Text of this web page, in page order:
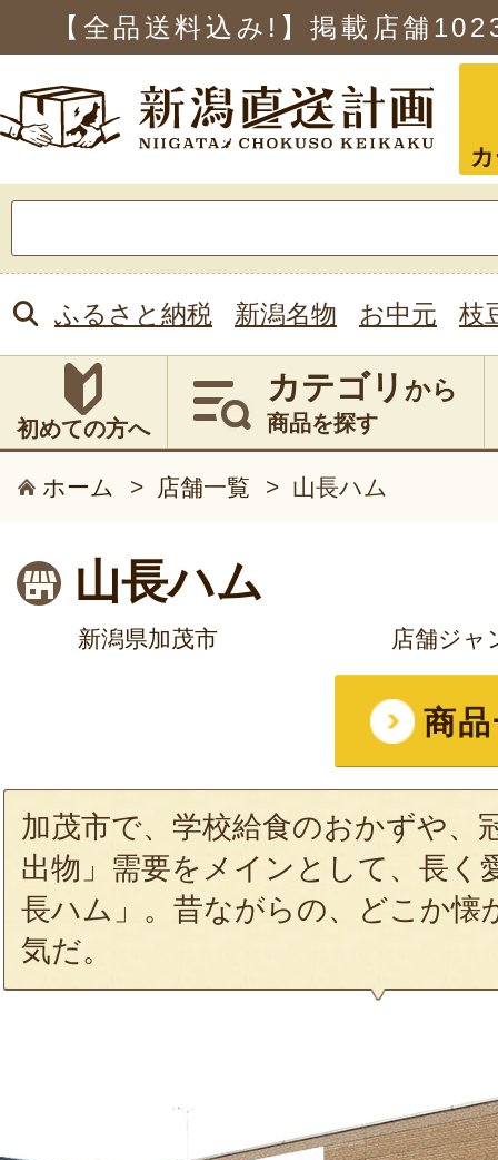
【全品送料込み!】掲載店舗
索:
ふるさと納税 新潟名物 お中元 枝
初めての方へ
カテゴリ から
商品を探す
ホーム > 店舗一覧 > 山長ハム
山長ハム
新潟県加茂市 店舗ジャ
商
加茂市で、学校給食のおかずや、
出物」需要をメインとして、長く
長ハム」。昔ながらの、どこか懐
気だ。